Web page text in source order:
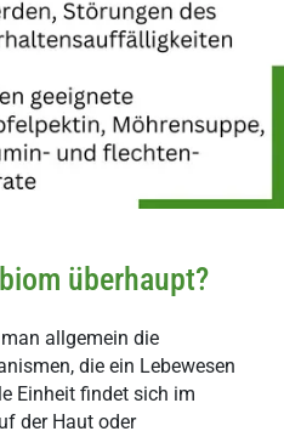
überhaupt?
allgemein die
die ein Lebewesen
Einheit findet sich im
der Haut oder